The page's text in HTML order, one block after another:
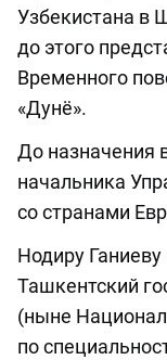
Узбекистана в
до этого
Временного
«Дунё».
До назначения
начальника
со странами
Нодиру
Ташкентский
(ныне
по